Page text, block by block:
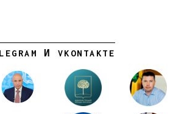
И VKONTAKTE